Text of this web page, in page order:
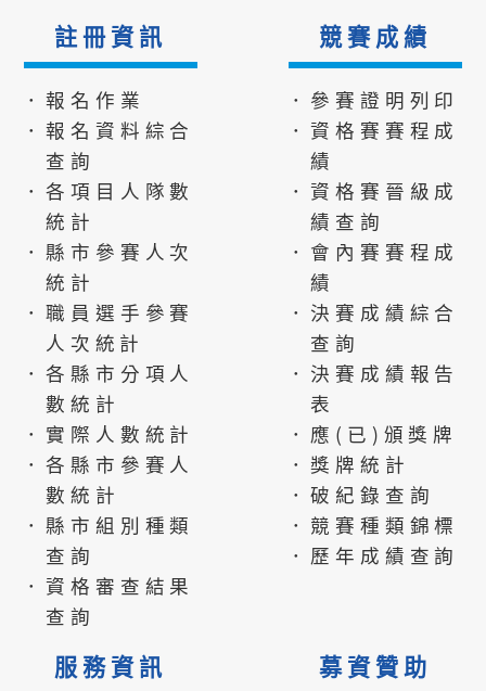
註冊資訊
．報名作業
．報名資料綜合
查詢
．各項目人隊數
統計
．縣市參賽人次
統計
．職員選手參賽
人次統計
．各縣市分項人
數統計
．實際人數統計
．各縣市參賽人
數統計
．縣市組別種類
查詢
．資格審查結果
查詢
競賽成績
．參賽證明列印
．資格賽賽程成
績
．資格賽晉級成
績查詢
．會內賽賽程成
績
．決賽成績綜合
查詢
．決賽成績報告
表
．應(已)頒獎牌
．獎牌統計
．破紀錄查詢
．競賽種類錦標
．歷年成績查詢
服務資訊 募資贊助